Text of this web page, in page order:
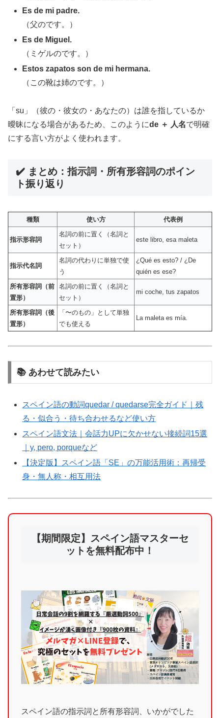
Es de mi padre.
（父のです。）
Es de Miguel.
（ミゲルのです。）
Estos zapatos son de mi hermana.
（この靴は姉のです。）
「su」（彼の・彼女の・あなたの）は誰を指しているか
曖昧になる場合があるため、このようにde ＋ 人名で明確
にする言い方がよく使われます。
✔️ まとめ：指示詞・所有形容詞のポイン
ト振り返り
種類 使い方 代表例
指示形容詞
名詞の前に置く（名詞と
セット）
este libro, esa maleta
指示代名詞
名詞の代わりに単独で使
う
¿Qué es esto? / ¿De
quién es ese?
所有形容詞（前
置形）
名詞の前に置く（名詞と
セット）
mi coche, tus zapatos
所有形容詞（後
置形）
「〜のもの」として単独
でも使える
La maleta es mía.
📚 あわせて読みたい
スペイン語の動詞quedar / quedarse完全ガイド｜残
る・似合う・待ち合わせるなど使い方
スペイン語文法｜会話力UPに欠かせない接続詞15選
｜y, pero, porqueなど
【決定版】スペイン語「SE」の万能活用術：再帰受
身・無人称・相互用法
【期間限定】スペイン語マスターセ
ットを無料配布中！
スペイン語の指示詞と所有形容詞、いかがでした